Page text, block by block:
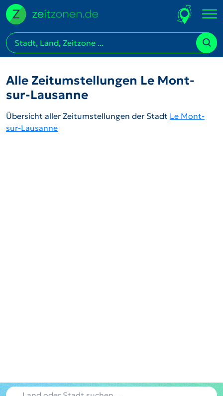
Alle Zeitumstellungen Le Mont-
sur-Lausanne
Übersicht aller Zeitumstellungen der Stadt Le Mont-
sur-Lausanne